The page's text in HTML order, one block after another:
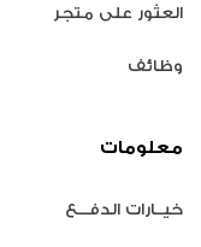
العثور على متجر
وظائف
معلومات
خيــارات الدفـــع